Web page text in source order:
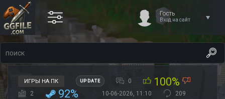
Гость
Вход на сайт
ИГРЫ НА ПК UPDATE 0 100%
2 92% 10-06-2026, 11:10 209